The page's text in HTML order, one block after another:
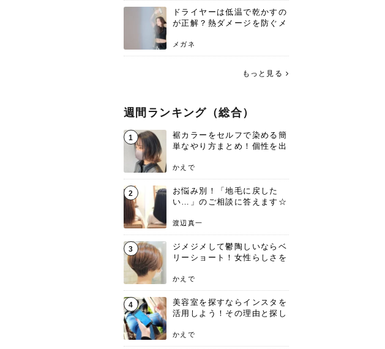
ドライヤーは低温で乾かすの
が正解？熱ダメージを防ぐメ
メガネ
もっと見る
週間ランキング（総合）
1
裾カラーをセルフで染める簡
単なやり方まとめ！個性を出
かえで
2
お悩み別！「地毛に戻した
い…」のご相談に答えます☆
渡辺真一
3
ジメジメして鬱陶しいならベ
リーショート！女性らしさを
かえで
4
美容室を探すならインスタを
活用しよう！その理由と探し
かえで